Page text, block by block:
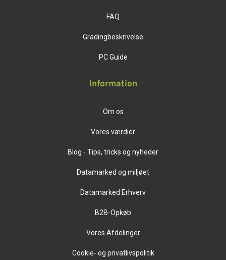
FAQ
Gradingbeskrivelse
PC Guide
Information
Om os
Vores værdier
Blog - Tips, tricks og nyheder
Datamarked og miljøet
Datamarked Erhverv
B2B-Opkøb
Vores Afdelinger
Cookie- og privatlivspolitik